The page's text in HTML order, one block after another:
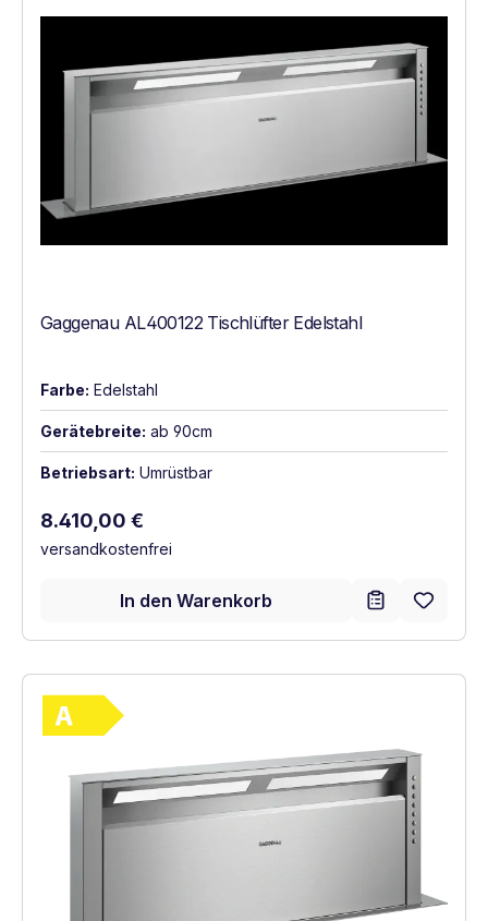
Gaggenau AL400122 Tischlüfter Edelstahl
Farbe: Edelstahl
Gerätebreite: ab 90cm
Betriebsart: Umrüstbar
Regulärer Preis:
8.410,00 €
versandkostenfrei
In den Warenkorb